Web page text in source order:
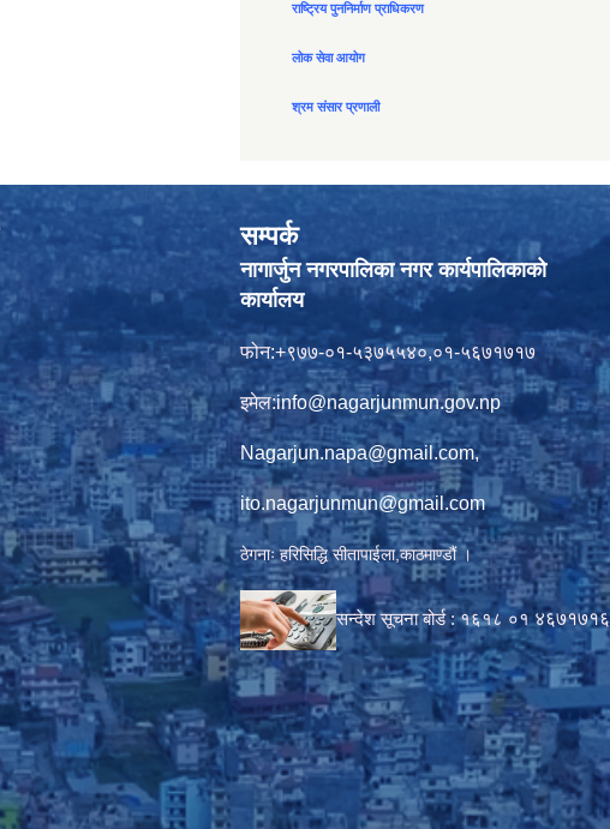
राष्ट्रिय पुननिर्माण प्राधिकरण
लोक सेवा आयोग
श्रम संसार प्रणाली
सम्पर्क
नागार्जुन नगरपालिका नगर कार्यपालिकाको
कार्यालय
फोन:+९७७-०१-५३७५५४०,०१-५६७१७१७
इमेल:info@nagarjunmun.gov.np
Nagarjun.napa@gmail.com,
ito.nagarjunmun@gmail.com
ठेगनाः हरिसिद्धि सीतापाईला,काठमाण्डौं ।
सन्देश सूचना बोर्ड : १६१८ ०१४६७१७१६